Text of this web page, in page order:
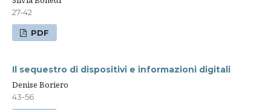
27-42
PDF
Il sequestro di dispositivi e informazioni digitali
Denise Boriero
43-56